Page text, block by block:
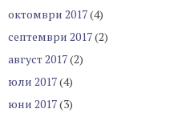
октомври 2017(4)
септември 2017(2)
август 2017(2)
юли 2017(4)
юни 2017(3)